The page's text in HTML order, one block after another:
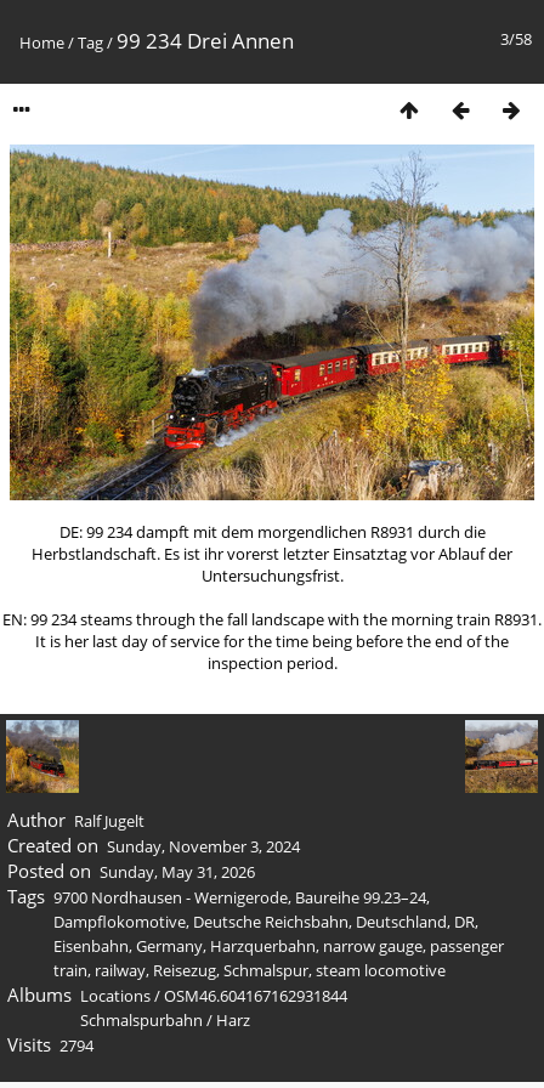
3/58
Home/Tag/ 99 234 Drei Annen
DE: 99 234 dampft mit dem morgendlichen R8931 durch die
Herbstlandschaft. Es ist ihr vorerst letzter Einsatztag vor Ablauf der
Untersuchungsfrist.
EN: 99 234 steams through the fall landscape with the morning train R8931.
It is her last day of service for the time being before the end of the
inspection period.
Author Ralf Jugelt
Created on Sunday, November 3, 2024
Posted on Sunday, May 31, 2026
Tags 9700 Nordhausen - Wernigerode, Baureihe 99.23–24,
Dampflokomotive, Deutsche Reichsbahn, Deutschland, DR,
Eisenbahn,Germany, Harzquerbahn, narrow gauge, passenger
train, railway, Reisezug,Schmalspur,steam locomotive
Albums Locations/OSM46.604167162931844
Schmalspurbahn / Harz
Visits 2794